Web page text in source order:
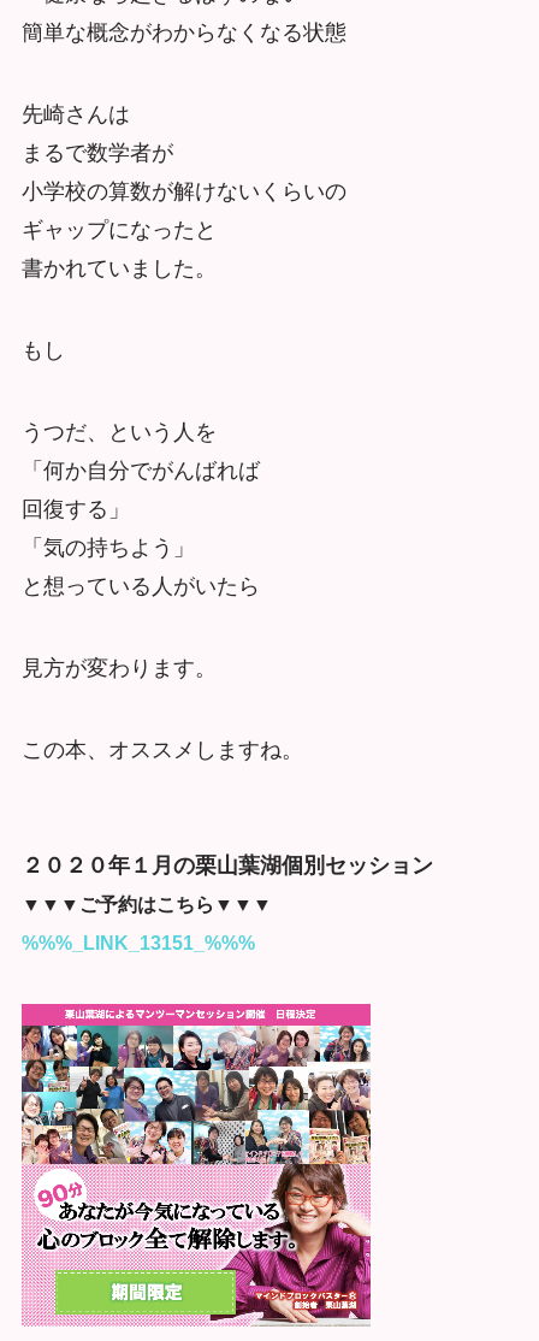
簡単な概念がわからなくなる状態
先崎さんは
まるで数学者が
小学校の算数が解けないくらいの
ギャップになったと
書かれていました。
もし
うつだ、という人を
「何か自分でがんばれば
回復する」
「気の持ちよう」
と想っている人がいたら
見方が変わります。
この本、オススメしますね。
２０２０年１月の栗山葉湖個別セッション
▼▼▼ご予約はこちら▼▼▼
%%%_LINK_13151_%%%